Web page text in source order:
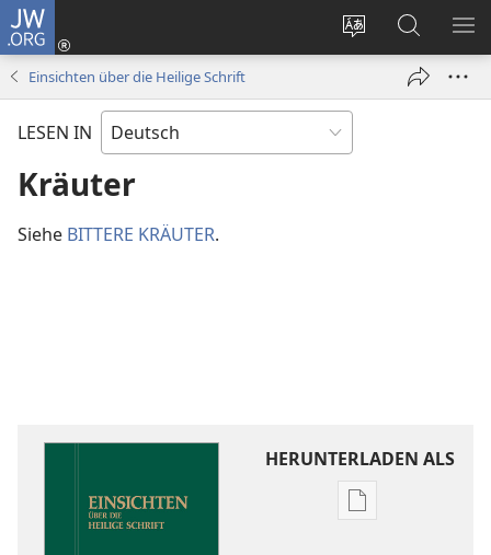
JW.ORG
Websitesprache
ändern
Anmelden
(öffnet
Suche
Einsichten über die Heilige Schrift
LESEN IN
Kräuter
Siehe BITTERE KRÄUTER.
HERUNTERLADEN ALS